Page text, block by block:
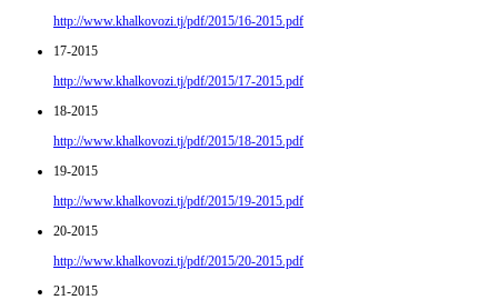
http://www.khalkovozi.tj/pdf/2015/16-2015.pdf
17-2015
http://www.khalkovozi.tj/pdf/2015/17-2015.pdf
18-2015
http://www.khalkovozi.tj/pdf/2015/18-2015.pdf
19-2015
http://www.khalkovozi.tj/pdf/2015/19-2015.pdf
20-2015
http://www.khalkovozi.tj/pdf/2015/20-2015.pdf
21-2015